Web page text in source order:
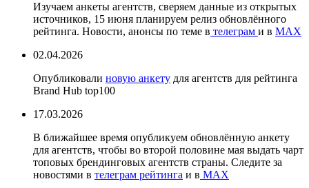
Изучаем анкеты агентств, сверяем данные из открытых
источников, 15 июня планируем релиз обновлённого
рейтинга. Новости, анонсы по теме в телеграм и в МАХ
02.04.2026
Опубликовали новую анкету для агентств для рейтинга
Brand Hub top100
17.03.2026
В ближайшее время опубликуем обновлённую анкету
для агентств, чтобы во второй половине мая выдать чарт
топовых брендинговых агентств страны. Следите за
новостями в телеграм рейтинга и в MAX